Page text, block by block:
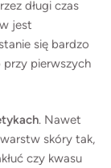
długi czas
jest
się bardzo
przy pierwszych
. Nawet
skóry tak,
czy kwasu